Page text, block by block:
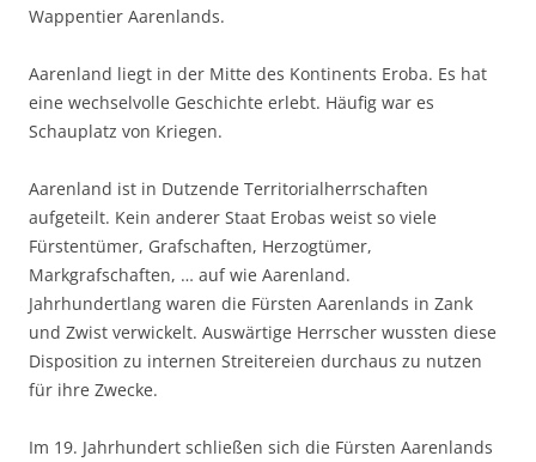
Wappentier Aarenlands.
Aarenland liegt in der Mitte des Kontinents Eroba. Es hat
eine wechselvolle Geschichte erlebt. Häufig war es
Schauplatz von Kriegen.
Aarenland ist in Dutzende Territorialherrschaften
aufgeteilt. Kein anderer Staat Erobas weist so viele
Fürstentümer, Grafschaften, Herzogtümer,
Markgrafschaften, … auf wie Aarenland.
Jahrhundertlang waren die Fürsten Aarenlands in Zank
und Zwist verwickelt. Auswärtige Herrscher wussten diese
Disposition zu internen Streitereien durchaus zu nutzen
für ihre Zwecke.
Im 19. Jahrhundert schließen sich die Fürsten Aarenlands